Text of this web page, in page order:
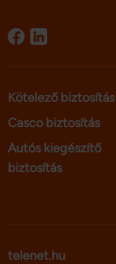
Kötelező biztosítás
Casco biztosítás
Autós kiegészítő
biztosítás
telenet.hu